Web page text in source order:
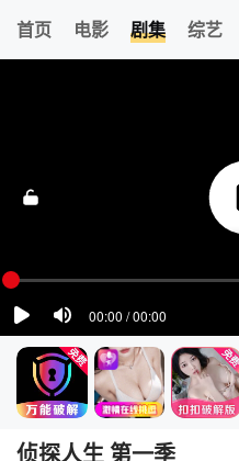
首页 电影 剧集 综艺
清空
侦探人生 第一季